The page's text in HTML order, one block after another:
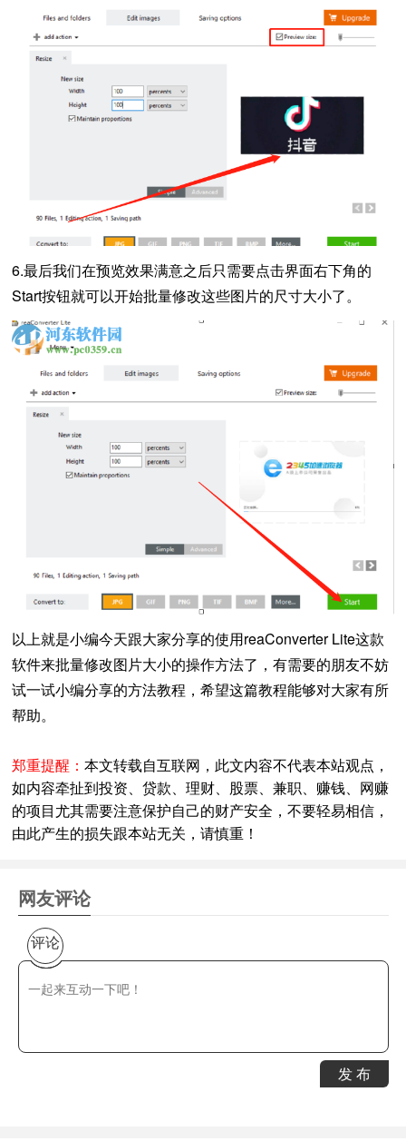
6.最后我们在预览效果满意之后只需要点击界面右下角的
Start按钮就可以开始批量修改这些图片的尺寸大小了。
以上就是小编今天跟大家分享的使用reaConverter Lite这款
软件来批量修改图片大小的操作方法了，有需要的朋友不妨
试一试小编分享的方法教程，希望这篇教程能够对大家有所
帮助。
郑重提醒： 本文转载自互联网，此文内容不代表本站观点，
如内容牵扯到投资、贷款、理财、股票、兼职、赚钱、网赚
的项目尤其需要注意保护自己的财产安全，不要轻易相信，
由此产生的损失跟本站无关，请慎重！
网友评论
评论
发 布